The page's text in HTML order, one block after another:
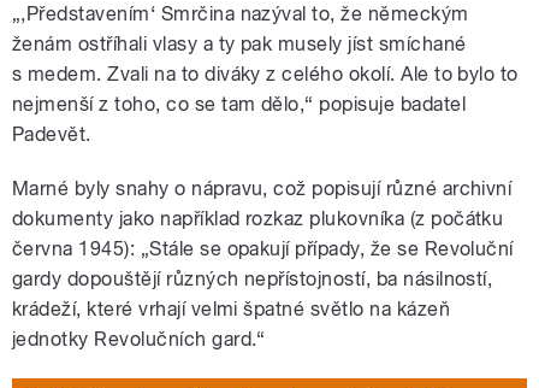
„,Představením‘ Smrčina nazýval to, že německým
ženám ostříhali vlasy a ty pak musely jíst smíchané
s medem. Zvali na to diváky z celého okolí. Ale to bylo to
nejmenší z toho, co se tam dělo,“ popisuje badatel
Padevět.
Marné byly snahy o nápravu, což popisují různé archivní
dokumenty jako například rozkaz plukovníka (z počátku
června 1945): „Stále se opakují případy, že se Revoluční
gardy dopouštějí různých nepřístojností, ba násilností,
krádeží, které vrhají velmi špatné světlo na kázeň
jednotky Revolučních gard.“